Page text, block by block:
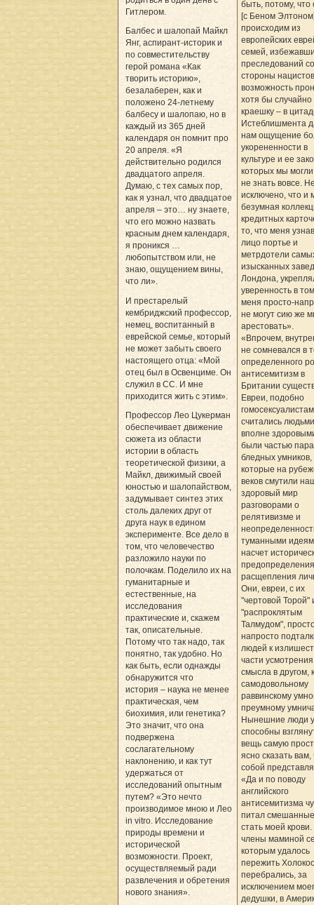
быть, потому,
[с Беном
происходим из
европейских
семей,
преследований со
стороны
возможность
хотя бы случайно
краешку – в
Истеб­лишмента
нам ощущение
укорененности в
культуре и ее
которых мы
не знать вовсе.
исключено, что и
безумная
кредитных
то, что меня
лицо портье и
метрдотели
изысканных
Лондона,
уверенность в
меня просто-
не могут сию же
арестовать­».
«Впрочем,
не сомневался в
определенного
антисемитизм в
Британии
Евреи, подобно
считались
вполне
были частью
бледных умников,
которые на
веков смутили
здоровый мир
разговорами о
релятивизме и
туманными
насчет
расщепления
Они, евреи, с их
"чертовой Торой"
"распроклятым
Талмудом",
напросто
людей к
части
смысла в другом, к
самодовольному
раввинскому
преумному
Нынешние люди
способны
вещь самую
ясно сказать вам,
собой
«Да и по поводу
английского
антисемитизма
питал
стать моей крови.
члены маминой
которым удалось
пережить
перебрались, за
исключением
дедушки, в
Гитлером.
Балбес и шалопай Майкл
Янг, аспирант-историк и
по совместительству
герой романа «Как
творить историю»,
безалаберен, как и
положено 24-летнему
балбесу и шалопаю, но в
каждый из 365 дней
календаря он помнит про
20 апреля. «Я
действительно родился
двадцатого апреля.
Думаю, с тех самых пор,
как я узнал, что двадцатое
апреля – это… ну знаете,
что его можно назвать
красным днем календаря,
я проникся …
любопытством или, не
знаю, ощущением вины,
что ли».
И престарелый
кембриджский профессор,
немец, воспитанный в
еврейской семье, который
не может забыть своего
настоящего отца: «Мой
отец был в Освенциме. Он
служил в СС. И мне
приходится жить с этим».
Профессор Лео Цукерман
обеспечивает движение
сюжета из области
истории в область
теоретической физики, а
Майкл, движимый своей
юностью и шалопайством,
задумывает синтез этих
столь далеких друг от
друга наук в едином
эксперименте. Все дело в
том, что человечество
разложило науки по
полочкам. Поделило их на
гуманитарные и
естественные, на
исследования
практические и, скажем
так, описательные.
Потому что так надо, так
понятно, так удобно. Но
как быть, если однажды
обнаружится что
история – наука не менее
практическая, чем
биохимия, или генетика?
Это значит, что она
подвержена
сослагательному
наклонению, и как тут
удержаться от
исследований опытным
путем? «Это нечто
производимое мною и Лео
in vitro. Исследование
природы времени и
исторической
возможности. Проект,
осуществляемый ради
развлечения и обретения
нового знания».